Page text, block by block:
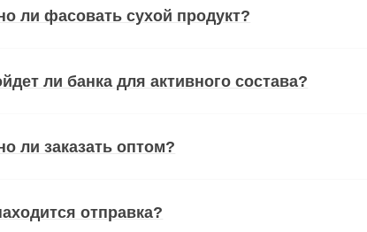
ли фасовать сухой продукт?
ли банка для активного состава?
ли заказать оптом?
отправка?